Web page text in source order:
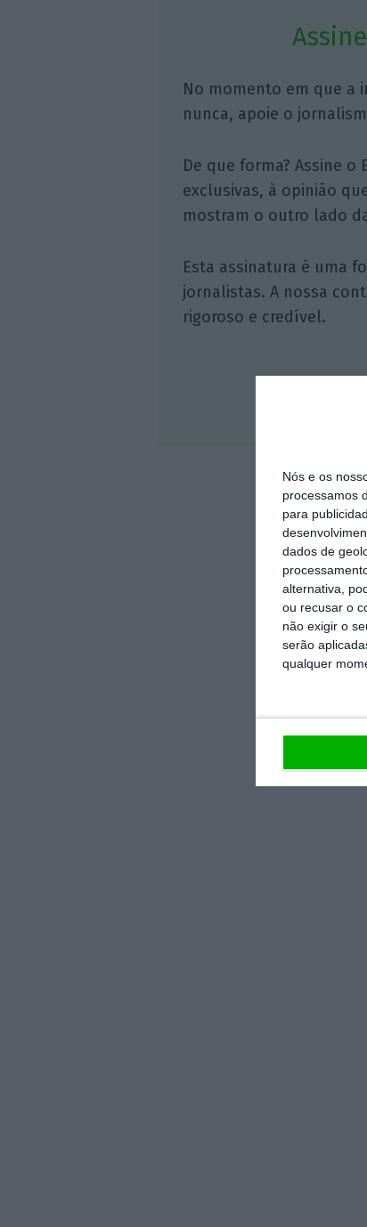
Nós e os
processamos
para
dados de
alternativa,
ou recusar o
não exigir o
serão
qualquer
No momento em que a
nunca, apoie o
De que forma? Assine o
exclusivas, à opinião
mostram o outro lado
Esta assinatura é uma
jornalistas. A nossa
rigoroso e credível.